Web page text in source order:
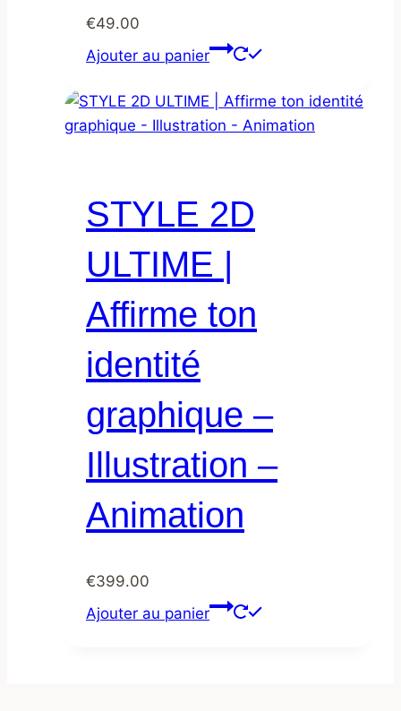
€49.00
Ajouter au panier
STYLE 2D
ULTIME |
Affirme ton
identité
graphique –
Illustration –
Animation
€399.00
Ajouter au panier